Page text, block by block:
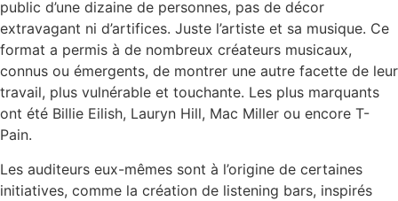
public d’une dizaine de personnes, pas de décor
extravagant ni d’artifices. Juste l’artiste et sa musique. Ce
format a permis à de nombreux créateurs musicaux,
connus ou émergents, de montrer une autre facette de leur
travail, plus vulnérable et touchante. Les plus marquants
ont été Billie Eilish, Lauryn Hill, Mac Miller ou encore T-
Pain.
Les auditeurs eux-mêmes sont à l’origine de certaines
initiatives, comme la création de listening bars, inspirés